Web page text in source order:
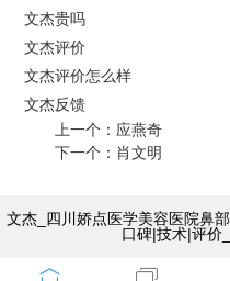
文杰贵吗
文杰评价
文杰评价怎么样
文杰反馈
上一个： 应燕奇
下一个： 肖文明
文杰_四川娇点医学美容医院鼻
口碑|技术|评价